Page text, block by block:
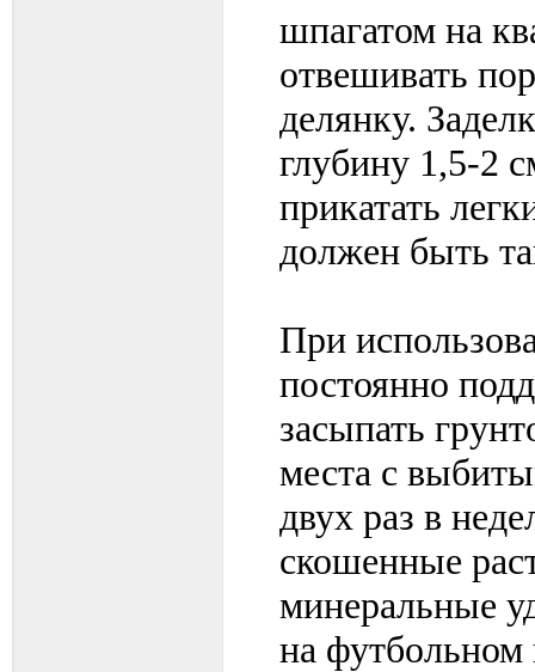
шпагатом на
отвешивать
делянку.
глубину 1,5-2
прикатать
должен быть
При
постоянно
засыпать
места с
двух раз в
скошенные
минеральные
на футбольном